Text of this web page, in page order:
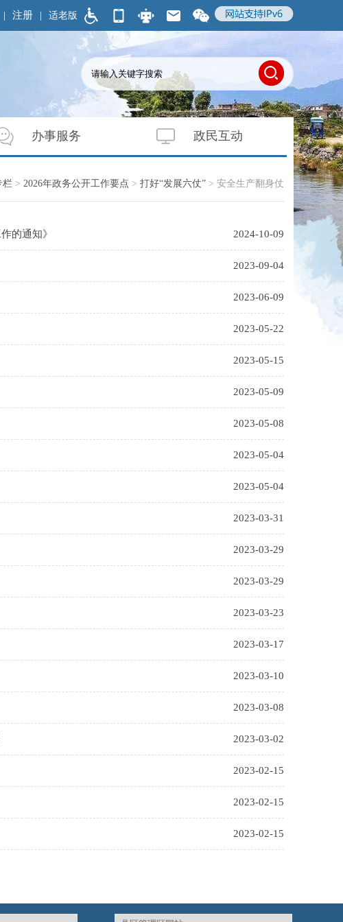
适老版
| 注册 |
办事服务 政民互动
栏 > 2026年政务公开工作要点 > 打好“发展六仗” > 安全生产翻身仗
2024-10-09
的通知》
2023-09-04
2023-06-09
2023-05-22
2023-05-15
2023-05-09
2023-05-08
2023-05-04
2023-05-04
2023-03-31
2023-03-29
2023-03-29
2023-03-23
2023-03-17
2023-03-10
2023-03-08
2023-03-02
2023-02-15
2023-02-15
2023-02-15